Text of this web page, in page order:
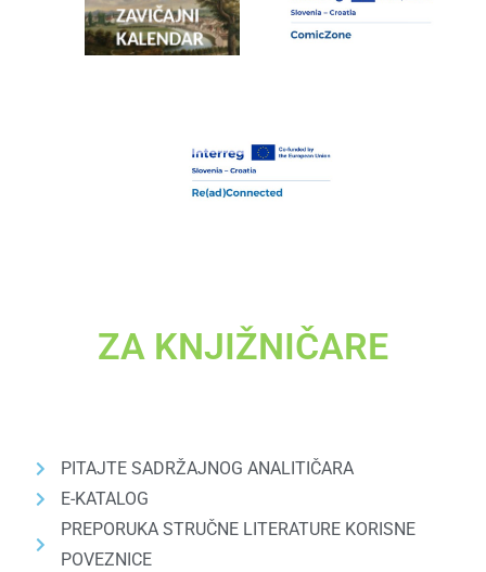
ZA KNJIŽNIČARE
PITAJTE SADRŽAJNOG ANALITIČARA
E-KATALOG
PREPORUKA STRUČNE LITERATURE KORISNE
POVEZNICE